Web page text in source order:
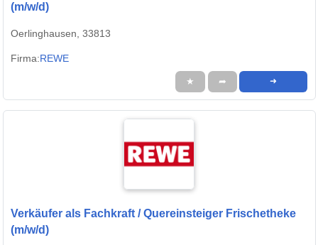
(m/w/d)
Oerlinghausen, 33813
Firma:REWE
★ ➦ ➜
Verkäufer als Fachkraft / Quereinsteiger Frischetheke
(m/w/d)